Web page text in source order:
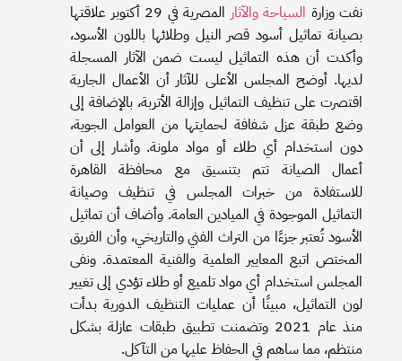
نفت وزارة السياحة والآثار
المصرية في 29 أكتوبر علاقتها
بصيانة تماثيل أسود قصر النيل وطلائها باللون الأسود،
وأكدت أن هذه التماثيل ليست ضمن الآثار المسجلة
لديها. أوضح المجلس الأعلى للآثار أن الأعمال الجارية
اقتصرت على تنظيف التماثيل وإزالة الأتربة، بالإضافة إلى
وضع طبقة عزل شفافة لحمايتها من العوامل الجوية،
دون استخدام أي طلاء أو مواد ملونة. وأشار إلى أن
أعمال الصيانة تتم بتنسيق مع محافظة القاهرة
للاستفادة من خبرات المجلس في تنظيف وصيانة
التماثيل الموجودة في الميادين العامة. وأضاف أن تماثيل
الأسود تُعتبر جزءًا من التراث الفني والتاريخي، وأن الفريق
المختص اتبع المعايير العلمية والفنية المعتمدة. ونفى
المجلس استخدام أي مواد تلميع أو طلاء تؤدي إلى تغيير
لون التماثيل، مبينًا أن عمليات التنظيف الدورية بدأت
منذ عام 2021 وتضمنت تطبيق طبقات عازلة بشكل
منتظم، مما ساهم في الحفاظ عليها من التآكل.